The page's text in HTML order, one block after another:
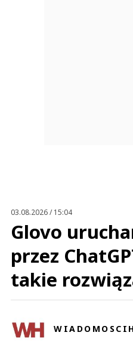
03.08.2026 / 15:04
Glovo
przez
takie